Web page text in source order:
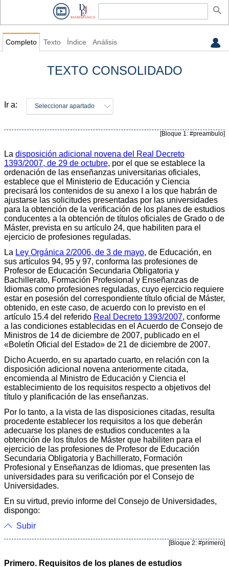
Completo Texto Índice Análisis
TEXTO CONSOLIDADO
Ir a: Seleccionar apartado
[Bloque 1: #preambulo]
La disposición adicional novena del Real Decreto
1393/2007, de 29 de octubre, por el que se establece la
ordenación de las enseñanzas universitarias oficiales,
establece que el Ministerio de Educación y Ciencia
precisará los contenidos de su anexo I a los que habrán de
ajustarse las solicitudes presentadas por las universidades
para la obtención de la verificación de los planes de estudios
conducentes a la obtención de títulos oficiales de Grado o de
Máster, prevista en su artículo 24, que habiliten para el
ejercicio de profesiones reguladas.
La Ley Orgánica 2/2006, de 3 de mayo, de Educación, en
sus artículos 94, 95 y 97, conforma las profesiones de
Profesor de Educación Secundaria Obligatoria y
Bachillerato, Formación Profesional y Enseñanzas de
Idiomas como profesiones reguladas, cuyo ejercicio requiere
estar en posesión del correspondiente título oficial de Máster,
obtenido, en este caso, de acuerdo con lo previsto en el
artículo 15.4 del referido Real Decreto 1393/2007, conforme
a las condiciones establecidas en el Acuerdo de Consejo de
Ministros de 14 de diciembre de 2007, publicado en el
«Boletín Oficial del Estado» de 21 de diciembre de 2007.
Dicho Acuerdo, en su apartado cuarto, en relación con la
disposición adicional novena anteriormente citada,
encomienda al Ministro de Educación y Ciencia el
establecimiento de los requisitos respecto a objetivos del
título y planificación de las enseñanzas.
Por lo tanto, a la vista de las disposiciones citadas, resulta
procedente establecer los requisitos a los que deberán
adecuarse los planes de estudios conducentes a la
obtención de los títulos de Máster que habiliten para el
ejercicio de las profesiones de Profesor de Educación
Secundaria Obligatoria y Bachillerato, Formación
Profesional y Enseñanzas de Idiomas, que presenten las
universidades para su verificación por el Consejo de
Universidades.
En su virtud, previo informe del Consejo de Universidades,
dispongo:
Subir
[Bloque 2: #primero]
Primero. Requisitos de los planes de estudios